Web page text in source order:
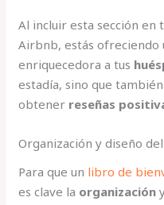
Al incluir esta sección
Airbnb, estás ofreciendo
enriquecedora a tus
estadía, sino que
obtener reseñas
Organización y diseño
Para que un libro de
es clave la organización